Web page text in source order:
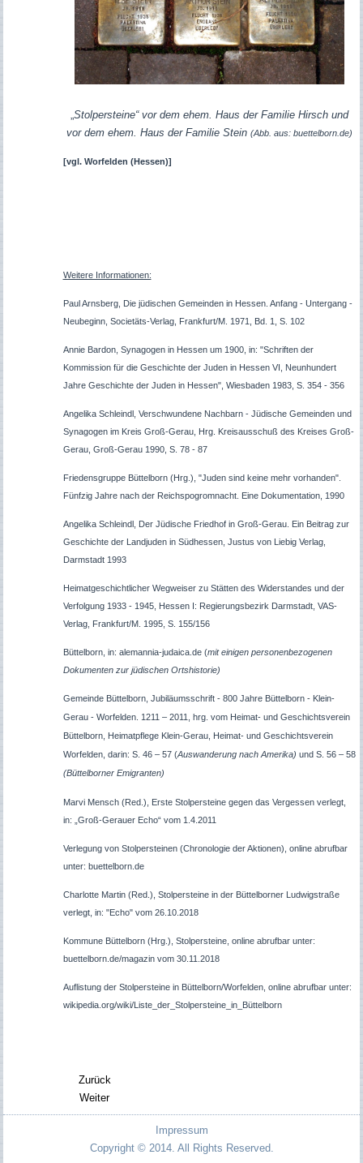
Stolpersteine“ vor dem ehem. Haus der Familie Hirsch und
vor dem ehem. Haus der Familie Stein (Abb. aus: buettelborn.de)
[vgl. Worfelden (Hessen)]
Weitere Informationen:
Paul Arnsberg, Die jüdischen Gemeinden in Hessen. Anfang - Untergang -
Neubeginn, Societäts-Verlag, Frankfurt/M. 1971, Bd. 1, S. 102
Annie Bardon, Synagogen in Hessen um 1900, in: "Schriften der
Kommission für die Geschichte der Juden in Hessen VI, Neunhundert
Jahre Geschichte der Juden in Hessen", Wiesbaden 1983, S. 354 - 356
Angelika Schleindl, Verschwundene Nachbarn - Jüdische Gemeinden und
Synagogen im Kreis Groß-Gerau, Hrg. Kreisausschuß des Kreises Groß-
Gerau, Groß-Gerau 1990, S. 78 - 87
Friedensgruppe Büttelborn (Hrg.), "Juden sind keine mehr vorhanden".
Fünfzig Jahre nach der Reichspogromnacht. Eine Dokumentation, 1990
Angelika Schleindl, Der Jüdische Friedhof in Groß-Gerau. Ein Beitrag zur
Geschichte der Landjuden in Südhessen, Justus von Liebig Verlag,
Darmstadt 1993
Heimatgeschichtlicher Wegweiser zu Stätten des Widerstandes und der
Verfolgung 1933 - 1945, Hessen I: Regierungsbezirk Darmstadt, VAS-
Verlag, Frankfurt/M. 1995, S. 155/156
Büttelborn, in: alemannia-judaica.de (mit einigen personenbezogenen
Dokumenten zur jüdischen Ortshistorie)
Gemeinde Büttelborn, Jubiläumsschrift - 800 Jahre Büttelborn - Klein-
Gerau - Worfelden. 1211 – 2011, hrg. vom Heimat- und Geschichtsverein
Büttelborn, Heimatpflege Klein-Gerau, Heimat- und Geschichtsverein
Worfelden, darin: S. 46 – 57 (Auswanderung nach Amerika) und S. 56 – 58
(Büttelborner Emigranten)
Marvi Mensch (Red.), Erste Stolpersteine gegen das Vergessen verlegt,
in: „Groß-Gerauer Echo“ vom 1.4.2011
Verlegung von Stolpersteinen (Chronologie der Aktionen), online abrufbar
unter: buettelborn.de
Charlotte Martin (Red.), Stolpersteine in der Büttelborner Ludwigstraße
verlegt, in: "Echo" vom 26.10.2018
Kommune Büttelborn (Hrg.), Stolpersteine, online abrufbar unter:
buettelborn.de/magazin vom 30.11.2018
Auflistung der Stolpersteine in Büttelborn/Worfelden, online abrufbar unter:
wikipedia.org/wiki/Liste_der_Stolpersteine_in_Büttelborn
Zurück
Weiter
Impressum
Copyright © 2014. All Rights Reserved.